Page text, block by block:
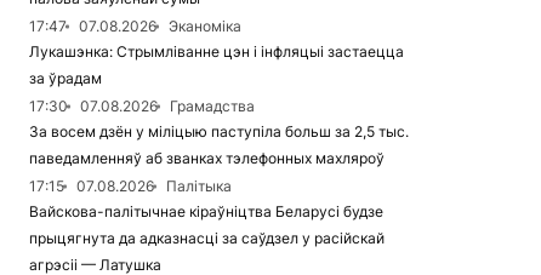
17:47
07.08.2026
Эканоміка
Лукашэнка: Стрымліванне цэн і інфляцыі застаецца
за ўрадам
17:30
07.08.2026
Грамадства
За восем дзён у міліцыю паступіла больш за 2,5 тыс.
паведамленняў аб званках тэлефонных махляроў
17:15
07.08.2026
Палітыка
Вайскова-палітычнае кіраўніцтва Беларусі будзе
прыцягнута да адказнасці за саўдзел у расійскай
агрэсіі — Латушка